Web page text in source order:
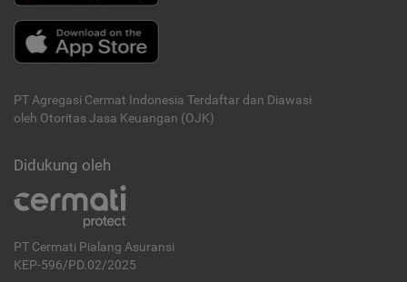
PT Agregasi Cermat Indonesia Terdaftar dan Diawasi
oleh Otoritas Jasa Keuangan (OJK)
Didukung oleh
PT Cermati Pialang Asuransi
KEP-596/PD.02/2025